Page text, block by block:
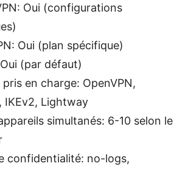
Oui (configurations
Oui (plan spécifique)
(par défaut)
en charge: OpenVPN,
IKEv2, Lightway
simultanés: 6-10 selon le
confidentialité: no-logs,